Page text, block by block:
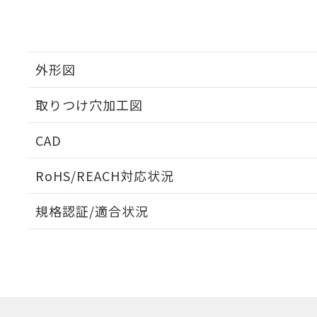
外形図
取りつけ穴加工図
CAD
RoHS/REACH対応状況
EU RoHS 注意事項・凡例
規格認証/適合状況